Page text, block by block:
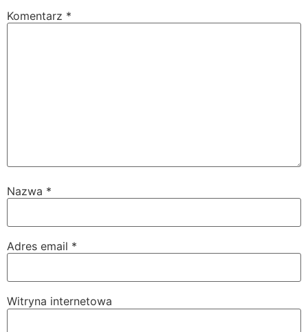
Komentarz *
Nazwa *
Adres email *
Witryna internetowa